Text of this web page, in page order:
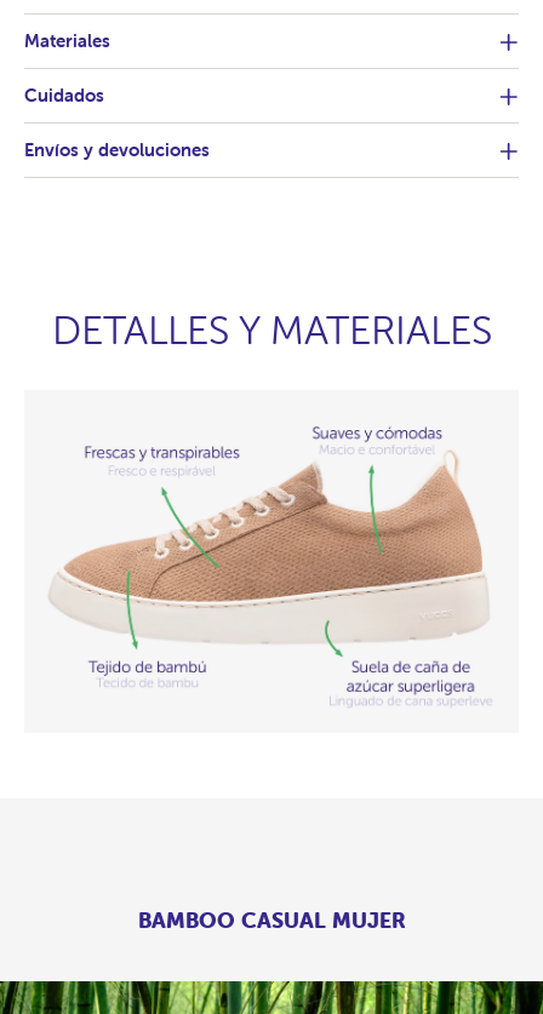
Materiales
Cuidados
Envíos y devoluciones
DETALLES Y MATERIALES
BAMBOO CASUAL MUJER